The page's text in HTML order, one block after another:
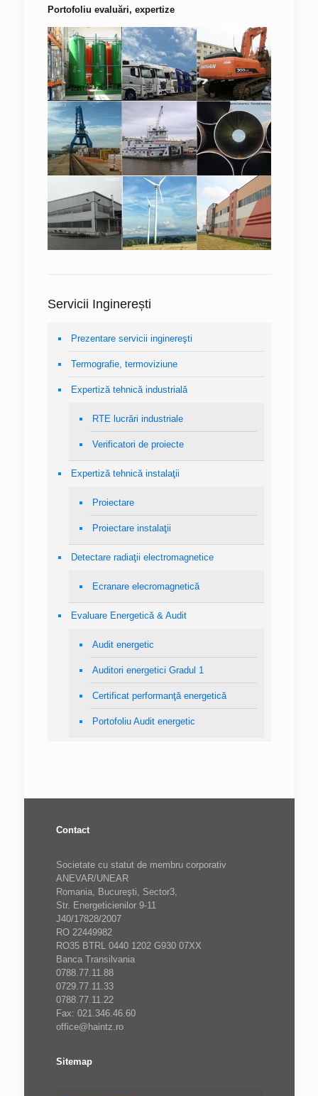
Portofoliu evaluări, expertize
Servicii Inginerești
Prezentare servicii inginereşti
Termografie, termoviziune
Expertiză tehnică industrială
RTE lucrări industriale
Verificatori de proiecte
Expertiză tehnică instalaţii
Proiectare
Proiectare instalaţii
Detectare radiaţii electromagnetice
Ecranare elecromagnetică
Evaluare Energetică & Audit
Audit energetic
Auditori energetici Gradul 1
Certificat performanţă energetică
Portofoliu Audit energetic
Contact
Societate cu statut de membru corporativ
ANEVAR/UNEAR
Romania, Bucureşti, Sector3,
Str. Energeticienilor 9-11
J40/17828/2007
RO 22449982
RO35 BTRL 0440 1202 G930 07XX
Banca Transilvania
0788.77.11.88
0729.77.11.33
0788.77.11.22
Fax: 021.346.46.60
office@haintz.ro
Sitemap